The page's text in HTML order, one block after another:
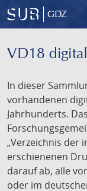
GDZ
VD18 digital
In dieser
vorhandenen
Jahrhunderts.
„Verzeichnis der
erschienenen
darauf ab, alle
oder im